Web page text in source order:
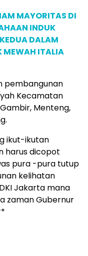
MAYORITAS DI
INDUK
DALAM
MEWAH ITALIA
pembangunan
Kecamatan
Menteng,
ikut-ikutan
harus dicopot
pura -pura tutup
kelihatan
Jakarta mana
zaman Gubernur